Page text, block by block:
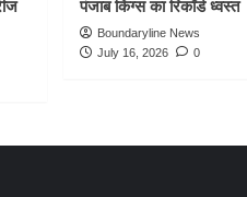
पंजाब किंग्स का रिकॉर्ड ध्वस्त
Boundaryline News
July 16, 2026
0